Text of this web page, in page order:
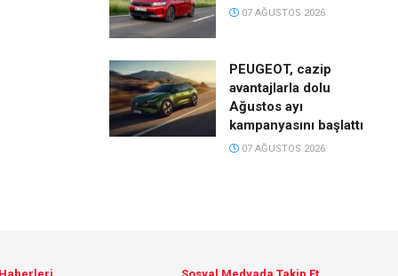
07 AĞUSTOS 2026
PEUGEOT, cazip
avantajlarla dolu
Ağustos ayı
kampanyasını başlattı
07 AĞUSTOS 2026